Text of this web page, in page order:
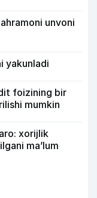
unvoni
yakunladi
foizining bir
mumkin
xorijlik
ma’lum